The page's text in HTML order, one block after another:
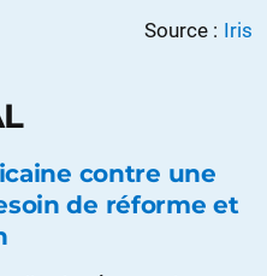
Source : Iris
contre une
de réforme et